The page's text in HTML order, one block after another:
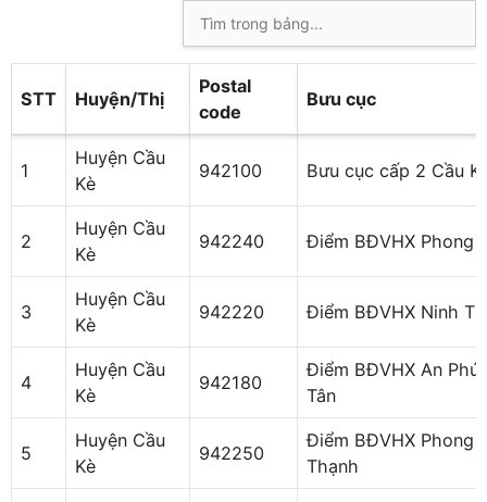
STT Huyện/Thị
Postal
code
Bưu cục
1
Huyện Cầu
Kè
942100 Bưu cục cấp 2 Cầu
2
Huyện Cầu
Kè
942240 Điểm BĐVHX Phong
3
Huyện Cầu
Kè
942220 Điểm BĐVHX Ninh
4
Huyện Cầu
Kè
942180
Điểm BĐVHX An Phú
Tân
5
Huyện Cầu
Kè
942250
Điểm BĐVHX Phong
Thạnh